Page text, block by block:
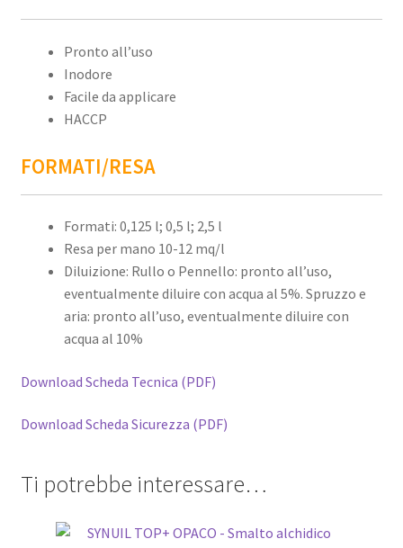
Pronto all’uso
Inodore
Facile da applicare
HACCP
FORMATI/RESA
Formati: 0,125 l; 0,5 l; 2,5 l
Resa per mano 10-12 mq/l
Diluizione: Rullo o Pennello: pronto all’uso,
eventualmente diluire con acqua al 5%. Spruzzo e
aria: pronto all’uso, eventualmente diluire con
acqua al 10%
Download Scheda Tecnica (PDF)
Download Scheda Sicurezza (PDF)
Ti potrebbe interessare…